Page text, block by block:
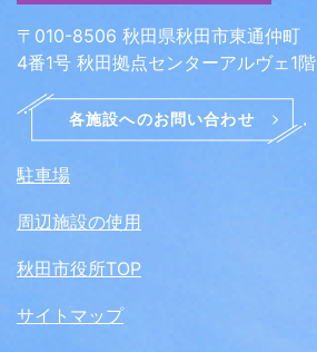
〒010-8506 秋田県秋田市東通仲町
4番1号 秋田拠点センターアルヴェ1階
駐車場
周辺施設の使用
秋田市役所TOP
サイトマップ